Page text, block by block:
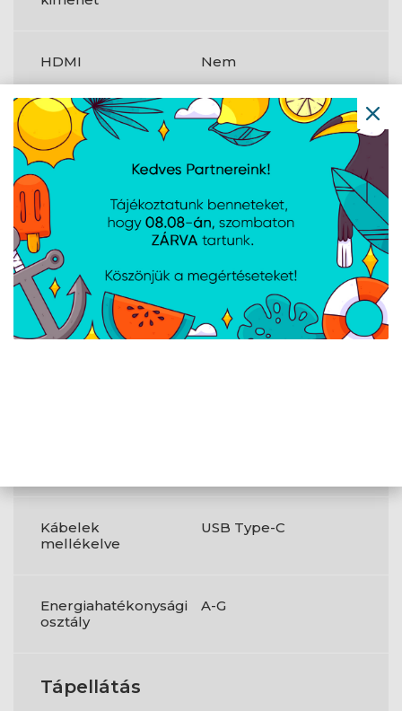
HDMI Nem
Termék színe Fekete
Magasságigazítás
NVIDIA G-SYNC Nem
AMD FreeSync Nem
Kábelek
mellékelve
USB Type-C
Energiahatékonysági
osztály
A-G
Tápellátás